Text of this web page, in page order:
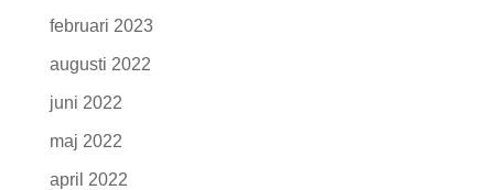
februari 2023
augusti 2022
juni 2022
maj 2022
april 2022